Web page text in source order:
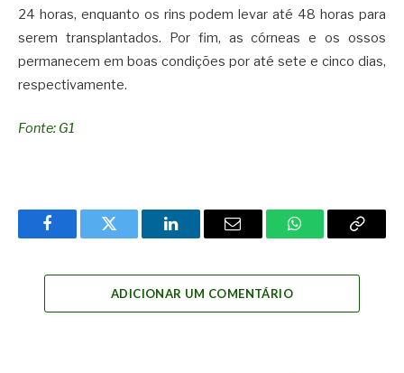
24 horas, enquanto os rins podem levar até 48 horas para
serem transplantados. Por fim, as córneas e os ossos
permanecem em boas condições por até sete e cinco dias,
respectivamente.
Fonte: G1
FacebookTwitter LinkedInEmail WhatsAppCopy
ADICIONAR UM COMENTÁRIO